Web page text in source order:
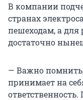
В компании
странах
пешеходам, а
достаточно
— Важно помнить,
принимает на